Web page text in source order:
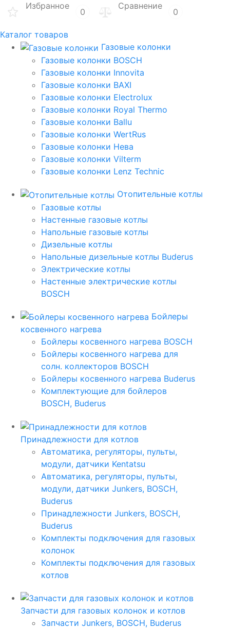
Избранное
0
Сравнение
0
Каталог товаров
Газовые колонки
Газовые колонки BOSCH
Газовые колонки Innovita
Газовые колонки BAXI
Газовые колонки Electrolux
Газовые колонки Royal Thermo
Газовые колонки Ballu
Газовые колонки WertRus
Газовые колонки Нева
Газовые колонки Vilterm
Газовые колонки Lenz Technic
Отопительные котлы
Газовые котлы
Настенные газовые котлы
Напольные газовые котлы
Дизельные котлы
Напольные дизельные котлы Buderus
Электрические котлы
Настенные электрические котлы
BOSCH
Бойлеры
косвенного нагрева
Бойлеры косвенного нагрева BOSCH
Бойлеры косвенного нагрева для
солн. коллекторов BOSCH
Бойлеры косвенного нагрева Buderus
Комплектующие для бойлеров
BOSCH, Buderus
Принадлежности для котлов
Автоматика, регуляторы, пульты,
модули, датчики Kentatsu
Автоматика, регуляторы, пульты,
модули, датчики Junkers, BOSCH,
Buderus
Принадлежности Junkers, BOSCH,
Buderus
Комплекты подключения для газовых
колонок
Комплекты подключения для газовых
котлов
Запчасти для газовых колонок и котлов
Запчасти Junkers, BOSCH, Buderus